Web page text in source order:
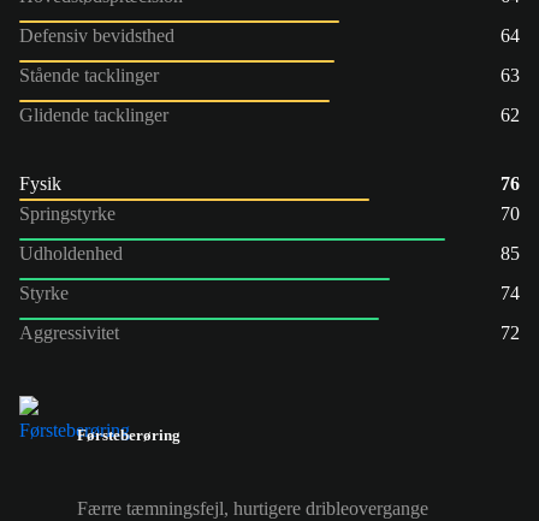
Defensiv bevidsthed
64
Stående tacklinger
63
Glidende tacklinger
62
Fysik
76
Springstyrke
70
Udholdenhed
85
Styrke
74
Aggressivitet
72
Førsteberøring
Færre tæmningsfejl, hurtigere dribleovergange